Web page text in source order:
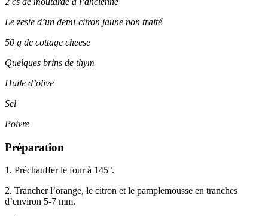
Le zeste d’un demi-citron jaune non traité
50 g de cottage cheese
Quelques brins de thym
Huile d’olive
Sel
Poivre
Préparation
1. Préchauffer le four à 145°.
2. Trancher l’orange, le citron et le pamplemousse en tranches
d’environ 5-7 mm.